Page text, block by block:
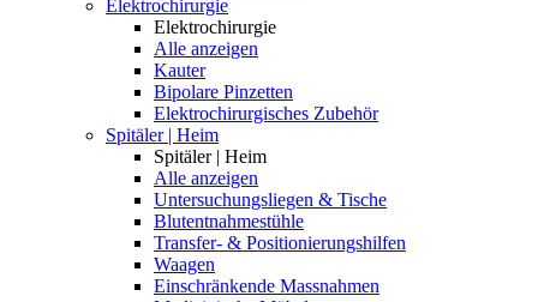
Elektrochirurgie
Elektrochirurgie
Alle anzeigen
Kauter
Bipolare Pinzetten
Elektrochirurgisches Zubehör
Spitäler | Heim
Spitäler | Heim
Alle anzeigen
Untersuchungsliegen & Tische
Blutentnahmestühle
Transfer- & Positionierungshilfen
Waagen
Einschränkende Massnahmen